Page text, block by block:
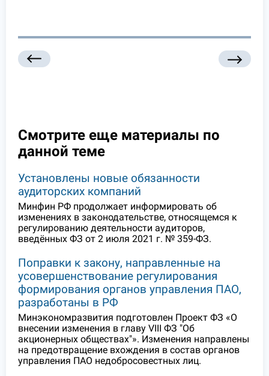
Смотрите еще материалы по
данной теме
Установлены новые обязанности
аудиторских компаний
Минфин РФ продолжает информировать об
изменениях в законодательстве, относящемся к
регулированию деятельности аудиторов,
введённых ФЗ от 2 июля 2021 г. № 359-ФЗ.
Поправки к закону, направленные на
усовершенствование регулирования
формирования органов управления ПАО,
разработаны в РФ
Минэкономразвития подготовлен Проект ФЗ «О
внесении изменения в главу VIII ФЗ "Об
акционерных обществах"». Изменения направлены
на предотвращение вхождения в состав органов
управления ПАО недобросовестных лиц.